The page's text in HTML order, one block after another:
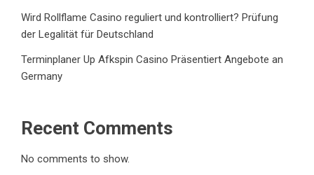
Wird Rollflame Casino reguliert und kontrolliert? Prüfung
der Legalität für Deutschland
Terminplaner Up Afkspin Casino Präsentiert Angebote an
Germany
Recent Comments
No comments to show.